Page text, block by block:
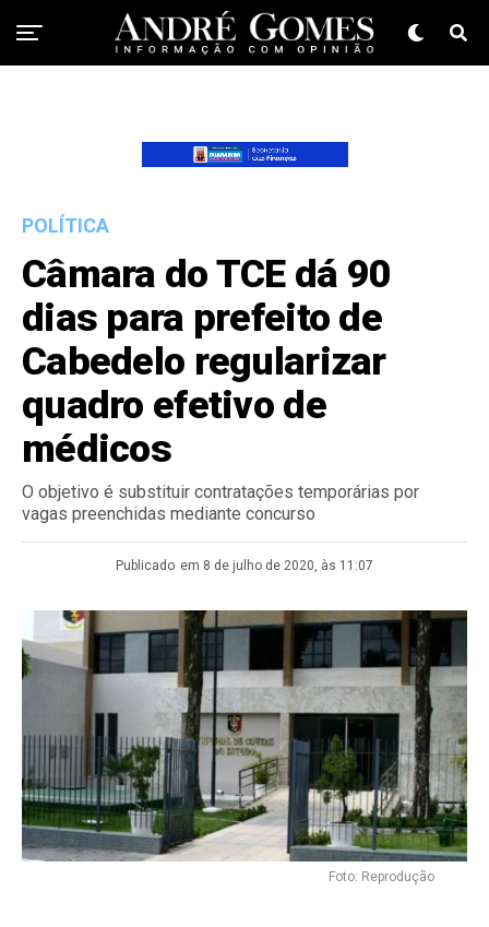
POLÍTICA
Câmara do TCE dá 90
dias para prefeito de
Cabedelo regularizar
quadro efetivo de
médicos
O objetivo é substituir contratações temporárias por
vagas preenchidas mediante concurso
Publicado em 8 de julho de 2020, às 11:07
Foto: Reprodução